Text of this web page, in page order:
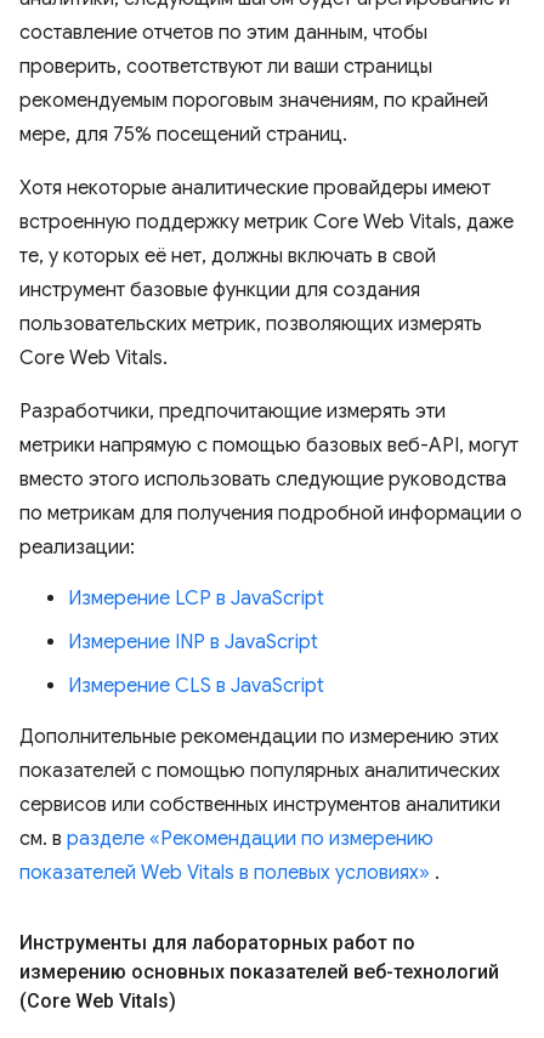
составление отчетов по этим данным, чтобы
проверить, соответствуют ли ваши страницы
рекомендуемым пороговым значениям, по крайней
мере, для 75% посещений страниц.
Хотя некоторые аналитические провайдеры имеют
встроенную поддержку метрик Core Web Vitals, даже
те, у которых её нет, должны включать в свой
инструмент базовые функции для создания
пользовательских метрик, позволяющих измерять
Core Web Vitals.
Разработчики, предпочитающие измерять эти
метрики напрямую с помощью базовых веб-API, могут
вместо этого использовать следующие руководства
по метрикам для получения подробной информации о
реализации:
Измерение LCP в JavaScript
Измерение INP в JavaScript
Измерение CLS в JavaScript
Дополнительные рекомендации по измерению этих
показателей с помощью популярных аналитических
сервисов или собственных инструментов аналитики
см. в разделе «Рекомендации по измерению
показателей Web Vitals в полевых условиях» .
Инструменты для лабораторных работ по
измерению основных показателей веб-технологий
(Core Web Vitals)